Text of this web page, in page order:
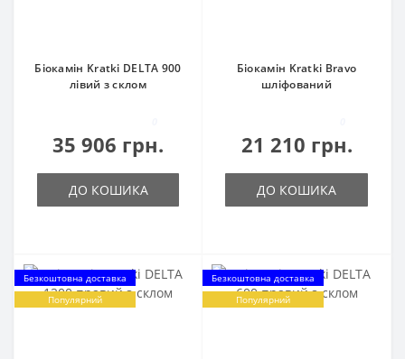
Біокамін Kratki DELTA 900
лівий з склом
35 906 грн.
ДО КОШИКА
Біокамін Kratki Bravo
шліфований
21 210 грн.
ДО КОШИКА
Безкоштовна доставка
Популярний
Безкоштовна доставка
Популярний